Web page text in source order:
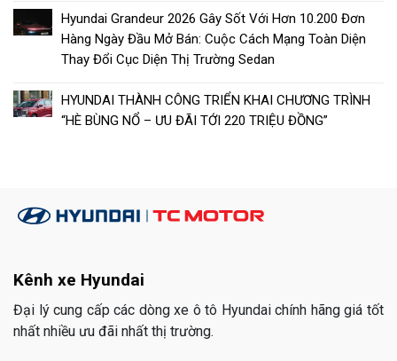
Hyundai Grandeur 2026 Gây Sốt Với Hơn 10.200 Đơn
Hàng Ngày Đầu Mở Bán: Cuộc Cách Mạng Toàn Diện
Thay Đổi Cục Diện Thị Trường Sedan
HYUNDAI THÀNH CÔNG TRIỂN KHAI CHƯƠNG TRÌNH
“HÈ BÙNG NỔ – ƯU ĐÃI TỚI 220 TRIỆU ĐỒNG”
Kênh xe Hyundai
Đại lý cung cấp các dòng xe ô tô Hyundai chính hãng giá tốt
nhất nhiều ưu đãi nhất thị trường.